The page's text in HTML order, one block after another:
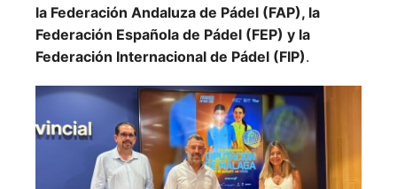
la Federación Andaluza de Pádel (FAP), la
Federación Española de Pádel (FEP) y la
Federación Internacional de Pádel (FIP).